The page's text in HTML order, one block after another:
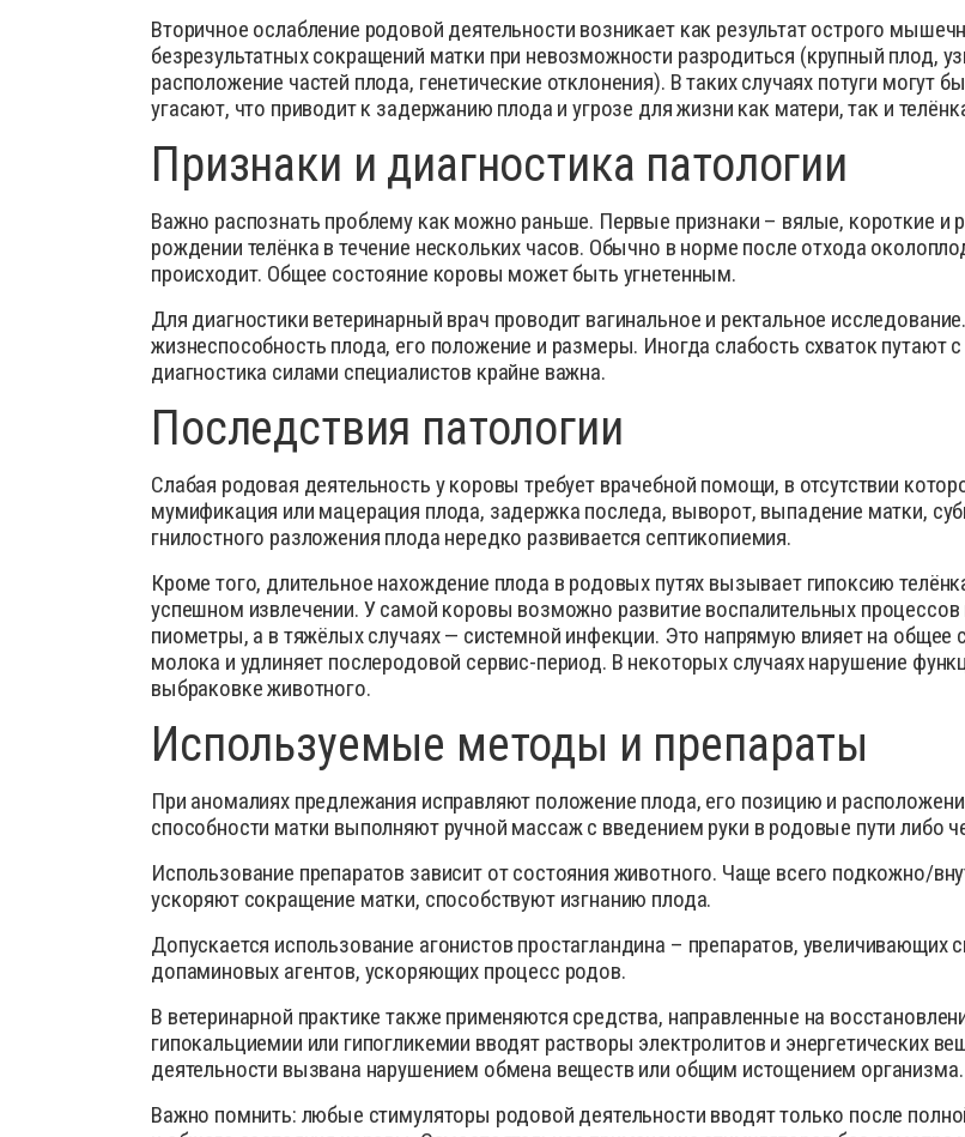
Вторичное ослабление родовой деятельности возникает как результат острого
безрезультатных сокращений матки при невозможности разродиться (крупный плод,
расположение частей плода, генетические отклонения). В таких случаях потуги могут
угасают, что приводит к задержанию плода и угрозе для жизни как матери, так и
Признаки и диагностика патологии
Важно распознать проблему как можно раньше. Первые признаки – вялые, короткие и
рождении телёнка в течение нескольких часов. Обычно в норме после отхода
происходит. Общее состояние коровы может быть угнетенным.
Для диагностики ветеринарный врач проводит вагинальное и ректальное
жизнеспособность плода, его положение и размеры. Иногда слабость схваток путают
диагностика силами специалистов крайне важна.
Последствия патологии
Слабая родовая деятельность у коровы требует врачебной помощи, в отсутствии
мумификация или мацерация плода, задержка последа, выворот, выпадение матки,
гнилостного разложения плода нередко развивается септикопиемия.
Кроме того, длительное нахождение плода в родовых путях вызывает гипоксию
успешном извлечении. У самой коровы возможно развитие воспалительных
пиометры, а в тяжёлых случаях — системной инфекции. Это напрямую влияет на общее
молока и удлиняет послеродовой сервис-период. В некоторых случаях нарушение
выбраковке животного.
Используемые методы и препараты
При аномалиях предлежания исправляют положение плода, его позицию и
способности матки выполняют ручной массаж с введением руки в родовые пути либо
Использование препаратов зависит от состояния животного. Чаще всего подкожно/
ускоряют сокращение матки, способствуют изгнанию плода.
Допускается использование агонистов простагландина – препаратов,
допаминовых агентов, ускоряющих процесс родов.
В ветеринарной практике также применяются средства, направленные на
гипокальциемии или гипогликемии вводят растворы электролитов и энергетических
деятельности вызвана нарушением обмена веществ или общим истощением организма.
Важно помнить: любые стимуляторы родовой деятельности вводят только после